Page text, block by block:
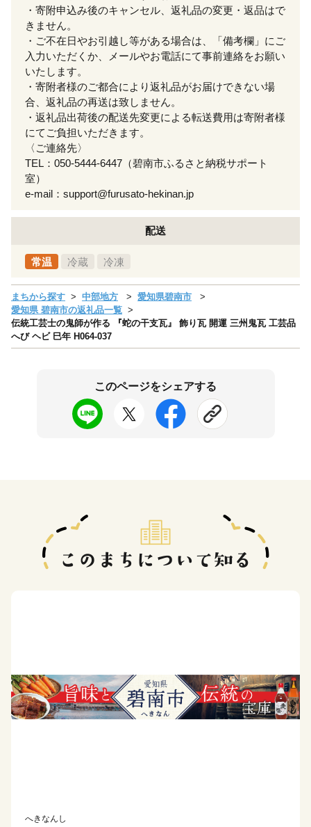
・寄附申込み後のキャンセル、返礼品の変更・返品はで
きません。
・ご不在日やお引越し等がある場合は、「備考欄」にご
入力いただくか、メールやお電話にて事前連絡をお願い
いたします。
・寄附者様のご都合により返礼品がお届けできない場
合、返礼品の再送は致しません。
・返礼品出荷後の配送先変更による転送費用は寄附者様
にてご負担いただきます。
〈ご連絡先〉
TEL：050-5444-6447（碧南市ふるさと納税サポート
室）
e-mail：support@furusato-hekinan.jp
配送
常温 冷蔵 冷凍
まちから探す 中部地方
愛知県碧南市
愛知県 碧南市の返礼品一覧
伝統工芸士の鬼師が作る 『蛇の干支瓦』 飾り瓦 開運 三州鬼瓦 工芸品
へび ヘビ 巳年 H064-037
このページをシェアする
へきなんし